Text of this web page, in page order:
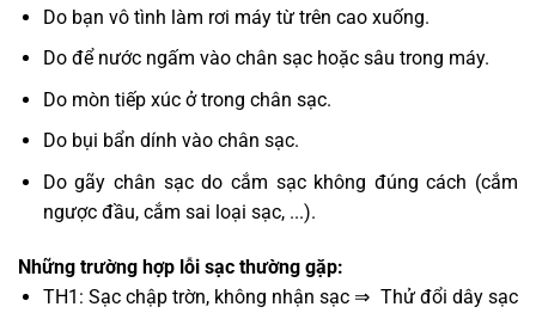
Do bạn vô tình làm rơi máy từ trên cao xuống.
Do để nước ngấm vào chân sạc hoặc sâu trong máy.
Do mòn tiếp xúc ở trong chân sạc.
Do bụi bẩn dính vào chân sạc.
Do gãy chân sạc do cắm sạc không đúng cách (cắm
ngược đầu, cắm sai loại sạc, ...).
Những trường hợp lỗi sạc thường gặp:
TH1: Sạc chập trờn, không nhận sạc ⇒ Thử đổi dây sạc